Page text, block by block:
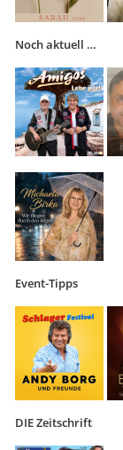
Noch aktuell …
Event-Tipps
DIE Zeitschrift